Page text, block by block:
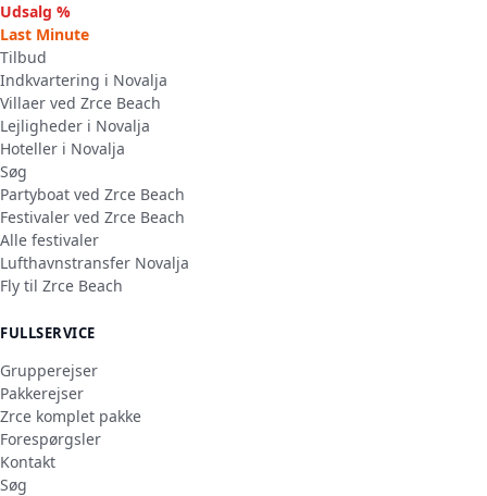
Udsalg %
Last Minute
Tilbud
Indkvartering i Novalja
Villaer ved Zrce Beach
Lejligheder i Novalja
Hoteller i Novalja
Søg
Partyboat ved Zrce Beach
Festivaler ved Zrce Beach
Alle festivaler
Lufthavnstransfer Novalja
Fly til Zrce Beach
FULLSERVICE
Grupperejser
Pakkerejser
Zrce komplet pakke
Forespørgsler
Kontakt
Søg